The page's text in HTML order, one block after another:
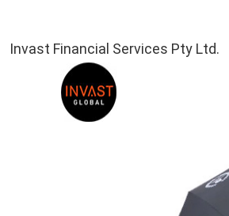
Invast Financial Services Pty Ltd.